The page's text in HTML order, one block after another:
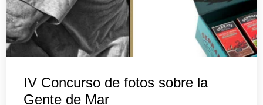
IV Concurso de fotos sobre la
Gente de Mar